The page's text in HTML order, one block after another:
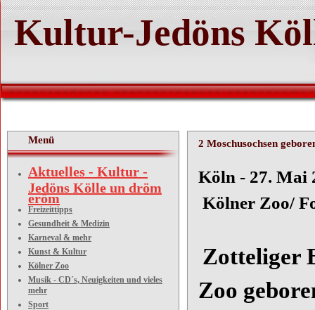
Kultur-Jedöns
Menü
Aktuelles - Kultur -
Jedöns Kölle un dröm
eröm
Freizeittipps
Gesundheit & Medizin
Karneval & mehr
Kunst & Kultur
Kölner Zoo
Musik - CD´s, Neuigkeiten und vieles
mehr
Sport
2 Moschusochsen
Kölner Zoo/
Zotteliger
Zoo